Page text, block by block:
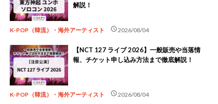
解説！
K-POP（韓流）・海外アーティスト schedule2026/08/04
【NCT 127 ライブ 2026】一般販売や当落情
報、チケット申し込み方法まで徹底解説！
K-POP（韓流）・海外アーティスト schedule2026/08/04